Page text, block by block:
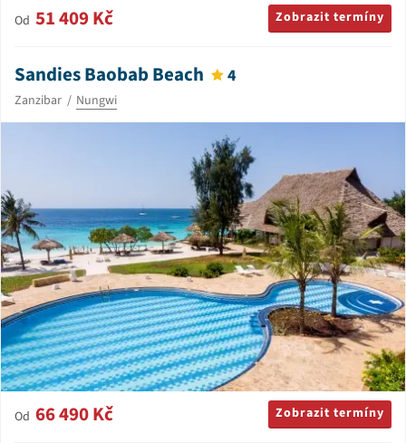
Od 51 409 Kč Zobrazit termíny
Sandies Baobab Beach 4
Zanzibar Nungwi
Od 66 490 Kč Zobrazit termíny